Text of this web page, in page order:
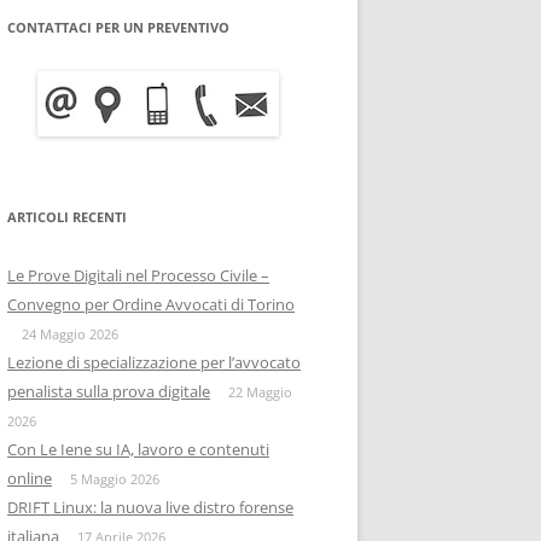
SU TELEGRAM
WRITE BLOCKER: COME
QUANTO COSTA
INFORMATICA GIURIDICA
DATA BREACH
DIGITAL FORENSICS
DISTRIBUZIONE FORENSE
BITCOIN FORENSICS E
BLOCKCHAIN
ONIF
OSINTITALIA
CONTATTACI PER UN PREVENTIVO
ARTICOLI RECENTI
Le Prove Digitali nel Processo Civile –
Convegno per Ordine Avvocati di Torino
24 Maggio 2026
Lezione di specializzazione per l’avvocato
penalista sulla prova digitale
22 Maggio
2026
Con Le Iene su IA, lavoro e contenuti
online
5 Maggio 2026
DRIFT Linux: la nuova live distro forense
italiana
17 Aprile 2026